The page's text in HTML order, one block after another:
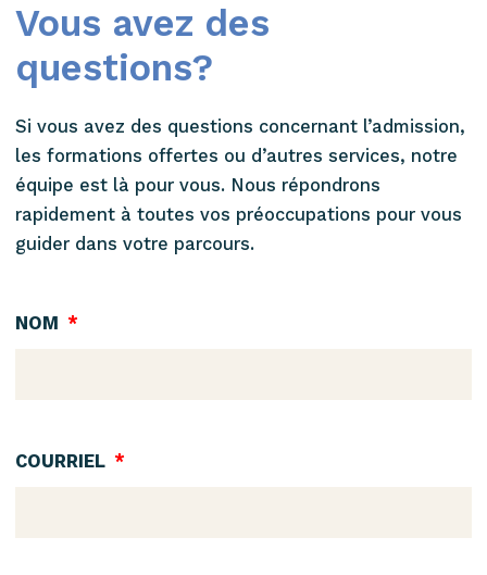
Vous avez des
questions?
Si vous avez des questions concernant l’admission,
les formations offertes ou d’autres services, notre
équipe est là pour vous. Nous répondrons
rapidement à toutes vos préoccupations pour vous
guider dans votre parcours.
NOM
COURRIEL